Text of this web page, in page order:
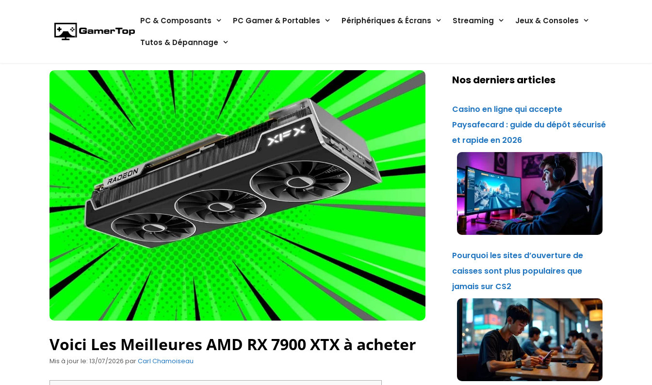
PC & Composants PC Gamer & Portables Périphériques & Écrans Streaming Jeux & Consoles
Tutos & Dépannage
Voici Les Meilleures AMD RX 7900 XTX à acheter
Mis à jour le: 13/07/2026 parCarl Chamoiseau
Nos derniers articles
Casino en ligne qui accepte
Paysafecard : guide du dépôt sécurisé
et rapide en 2026
Pourquoi les sites d’ouverture de
caisses sont plus populaires que
jamais sur CS2